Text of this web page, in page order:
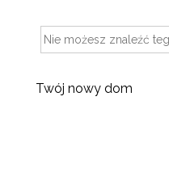
Twój nowy dom